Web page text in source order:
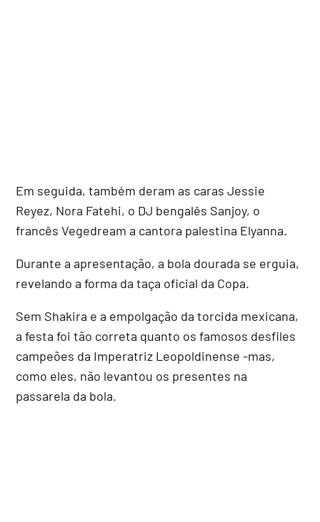
Em seguida, também deram as caras Jessie
Reyez, Nora Fatehi, o DJ bengalês Sanjoy, o
francês Vegedream a cantora palestina Elyanna.
Durante a apresentação, a bola dourada se erguia,
revelando a forma da taça oficial da Copa.
Sem Shakira e a empolgação da torcida mexicana,
a festa foi tão correta quanto os famosos desfiles
campeões da Imperatriz Leopoldinense -mas,
como eles, não levantou os presentes na
passarela da bola.